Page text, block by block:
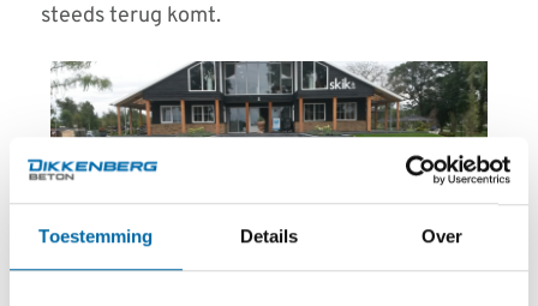
Toestemming Details Over
steeds terug komt.